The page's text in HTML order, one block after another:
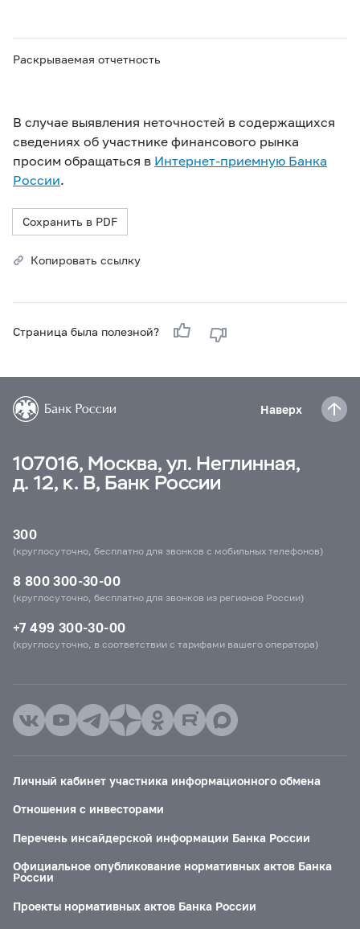
Раскрываемая отчетность
В случае выявления неточностей в содержащихся
сведениях об участнике финансового рынка
просим обращаться в Интернет-приемную Банка
России.
Сохранить в PDF
Копировать ссылку
Страница была полезной?
Наверх
107016, Москва, ул. Неглинная,
д. 12, к. В, Банк России
300
(круглосуточно, бесплатно для звонков с мобильных телефонов)
8 800 300-30-00
(круглосуточно, бесплатно для звонков из регионов России)
+7 499 300-30-00
(круглосуточно, в соответствии с тарифами вашего оператора)
Личный кабинет участника информационного обмена
Отношения с инвесторами
Перечень инсайдерской информации Банка России
Официальное опубликование нормативных актов Банка
России
Проекты нормативных актов Банка России